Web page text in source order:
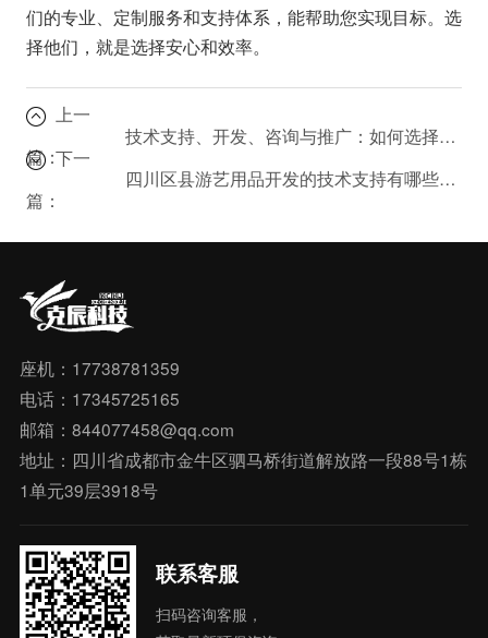
们的专业、定制服务和支持体系，能帮助您实现目标。选
择他们，就是选择安心和效率。
上一
篇：
技术支持、开发、咨询与推广：如何选择适合企业的服务模式？
下一
篇：
四川区县游艺用品开发的技术支持有哪些关键点？从克辰科技案例学起
座机：17738781359
电话：17345725165
邮箱：844077458@qq.com
地址：四川省成都市金牛区驷马桥街道解放路一段88号1栋
1单元39层3918号
联系客服
扫码咨询客服，